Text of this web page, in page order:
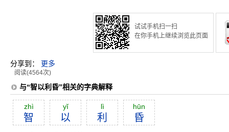
试试手机扫一扫
在你手机上继续浏览此页面
分享到： 更多
阅读(4564次)
与“智以利昏”相关的字典解释
zhì
智
yĭ
以
lì
利
hūn
昏